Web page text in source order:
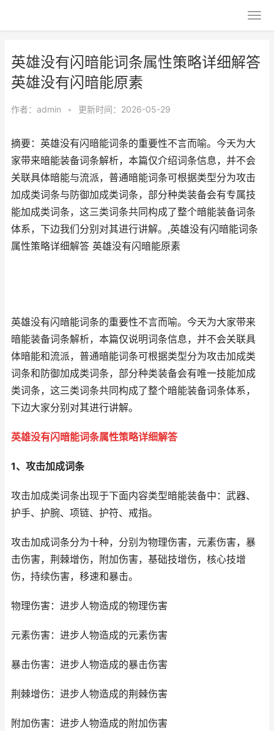
英雄没有闪暗能词条属性策略详细解答
英雄没有闪暗能原素
作者： admin • 更新时间：2026-05-29
摘要：英雄没有闪暗能词条的重要性不言而喻。今天为大
家带来暗能装备词条解析，本篇仅介绍词条信息，并不会
关联具体暗能与流派，普通暗能词条可根据类型分为攻击
加成类词条与防御加成类词条，部分种类装备会有专属技
能加成类词条，这三类词条共同构成了整个暗能装备词条
体系，下边我们分别对其进行讲解。,英雄没有闪暗能词条
属性策略详细解答 英雄没有闪暗能原素
英雄没有闪暗能词条的重要性不言而喻。今天为大家带来
暗能装备词条解析，本篇仅说明词条信息，并不会关联具
体暗能和流派，普通暗能词条可根据类型分为攻击加成类
词条和防御加成类词条，部分种类装备会有唯一技能加成
类词条，这三类词条共同构成了整个暗能装备词条体系，
下边大家分别对其进行讲解。
英雄没有闪暗能词条属性策略详细解答
1、攻击加成词条
攻击加成类词条出现于下面内容类型暗能装备中：武器、
护手、护腕、项链、护符、戒指。
攻击加成词条分为十种，分别为物理伤害，元素伤害，暴
击伤害，荆棘增伤，附加伤害，基础技增伤，核心技增
伤，持续伤害，移速和暴击。
物理伤害：进步人物造成的物理伤害
元素伤害：进步人物造成的元素伤害
暴击伤害：进步人物造成的暴击伤害
荆棘增伤：进步人物造成的荆棘伤害
附加伤害：进步人物造成的附加伤害